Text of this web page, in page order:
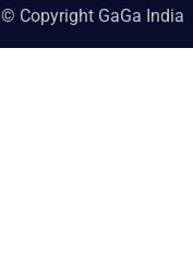
© Copyright GaGa India